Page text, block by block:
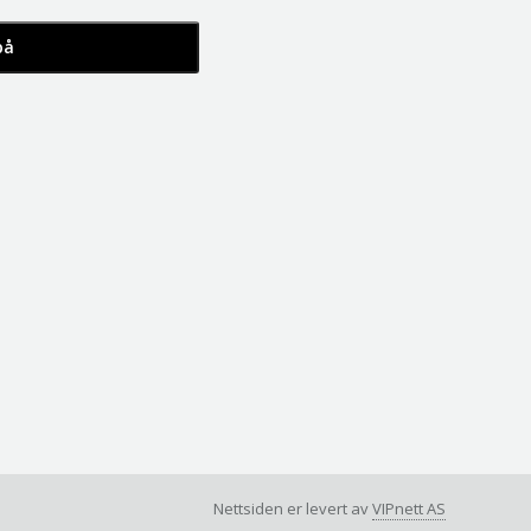
Nettsiden er levert avVIPnett AS